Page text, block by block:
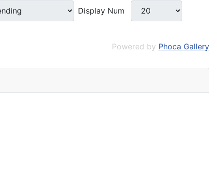
Display Num
Powered by Phoca Gallery